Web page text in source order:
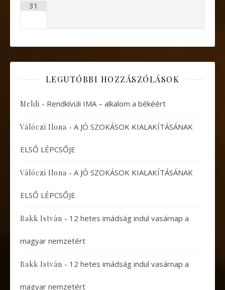
31
LEGUTÓBBI HOZZÁSZÓLÁSOK
Meldi - Rendkívüli IMA – alkalom a békéért
Válóczi Ilona - A JÓ SZOKÁSOK KIALAKÍTÁSÁNAK
ELSŐ LÉPCSŐJE
Válóczi Ilona - A JÓ SZOKÁSOK KIALAKÍTÁSÁNAK
ELSŐ LÉPCSŐJE
Bakk István - 12 hetes imádság indul vasárnap a
magyar nemzetért
Bakk István - 12 hetes imádság indul vasárnap a
magyar nemzetért